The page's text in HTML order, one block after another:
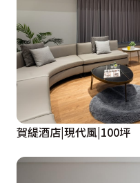
賀緹酒店|現代風|100坪